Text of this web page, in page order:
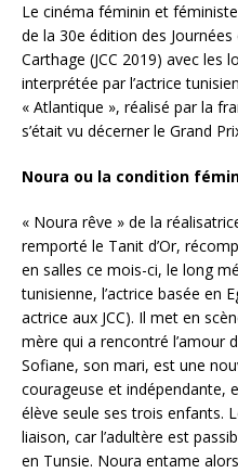
Le cinéma féminin et
de la 30e édition des
Carthage (JCC 2019) avec les
interprétée par l’actrice
« Atlantique », réalisé par la
s’était vu décerner le Grand
Noura ou la condition
« Noura rêve » de la
remporté le Tanit d’Or,
en salles ce mois-ci, le long
tunisienne, l’actrice basée en
actrice aux JCC). Il met en
mère qui a rencontré l’amour
Sofiane, son mari, est une
courageuse et indépendante,
élève seule ses trois enfants.
liaison, car l’adultère est
en Tunsie. Noura entame